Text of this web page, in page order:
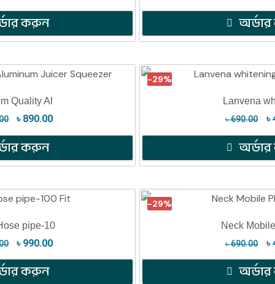
করুন
Quality Al
৳ 890.00
করুন
-29%
Lanvena
৳690.00 ৳
pipe-10
৳ 990.00
করুন
-29%
Neck
৳690.00 ৳